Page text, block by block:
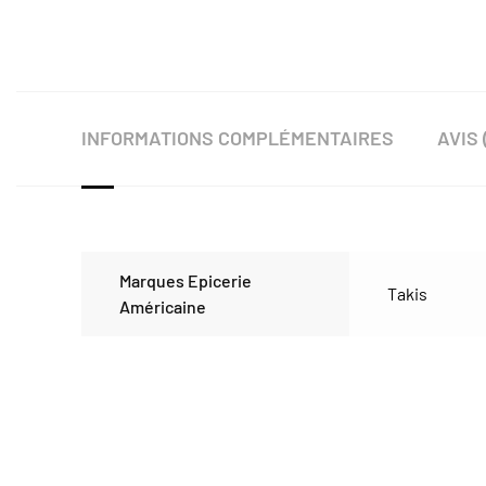
INFORMATIONS COMPLÉMENTAIRES AVIS
Marques Epicerie
Américaine
Takis